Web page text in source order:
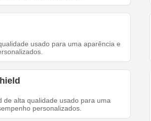
usado para uma aparência e
de alta qualidade usado para uma
personalizados.